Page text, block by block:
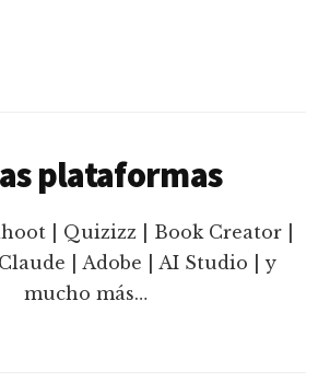
plataformas
| Quizizz | Book Creator |
| Adobe | AI Studio | y
mucho más…